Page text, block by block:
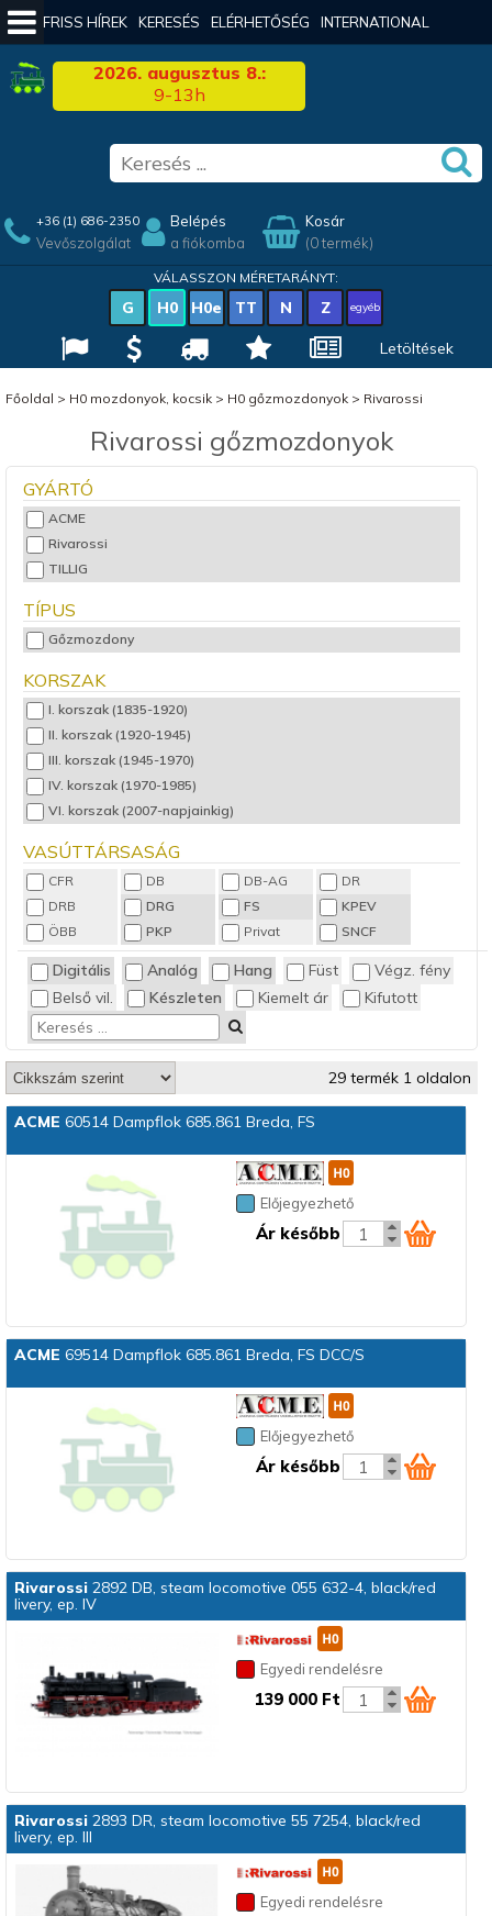
FRISS HÍREK KERESÉS ELÉRHETŐSÉG INTERNATIONAL
2026. augusztus 8.:
9-13h
+36 (1) 686-2350
Vevőszolgálat
Belépés
a fiókomba
Kosár
(0 termék)
VÁLASSZON MÉRETARÁNYT:
G H0 H0e TT N Z egyéb
Letöltések
Főoldal > H0 mozdonyok, kocsik> H0 gőzmozdonyok> Rivarossi
Rivarossi gőzmozdonyok
GYÁRTÓ
ACME
Rivarossi
TILLIG
TÍPUS
Gőzmozdony
KORSZAK
I. korszak (1835-1920)
II. korszak (1920-1945)
III. korszak (1945-1970)
IV. korszak (1970-1985)
VI. korszak (2007-napjainkig)
VASÚTTÁRSASÁG
CFR DB DB-AG
DR
DRB
DRG FS
KPEV
ÖBB
PKP Privat SNCF
Digitális Analóg Hang Füst
Végz. fény
Belső vil.
Készleten Kiemelt ár Kifutott
29 termék 1 oldalon
ACME 60514 Dampflok 685.861 Breda, FS
Előjegyezhető
Ár később
ACME 69514 Dampflok 685.861 Breda, FS DCC/S
Előjegyezhető
Ár később
Rivarossi2892 DB, steam locomotive 055 632-4, black/red
livery, ep. IV
Egyedi rendelésre
139 000 Ft
Rivarossi2893 DR, steam locomotive 55 7254, black/red
livery, ep. III
Egyedi rendelésre